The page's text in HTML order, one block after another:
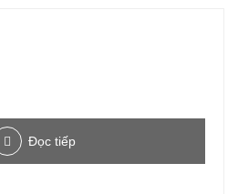
Đọc tiếp